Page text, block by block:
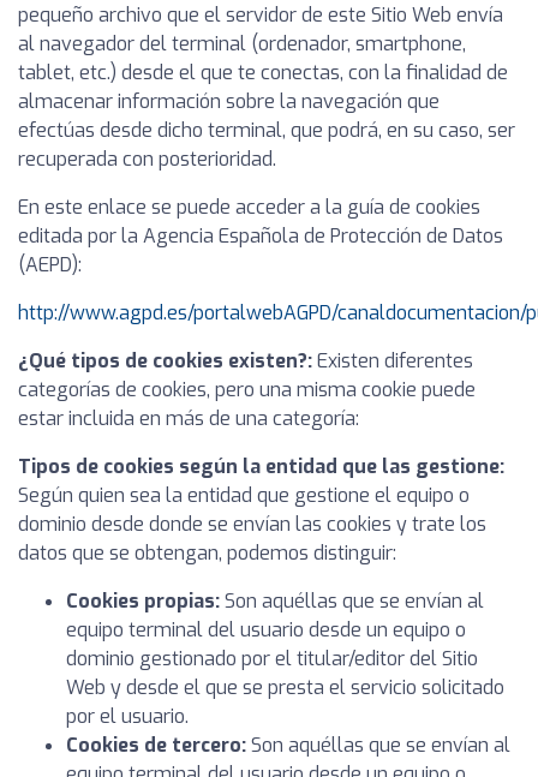
pequeño archivo que el servidor de este Sitio Web envía
al navegador del terminal (ordenador, smartphone,
tablet, etc.) desde el que te conectas, con la finalidad de
almacenar información sobre la navegación que
efectúas desde dicho terminal, que podrá, en su caso, ser
recuperada con posterioridad.
En este enlace se puede acceder a la guía de cookies
editada por la Agencia Española de Protección de Datos
(AEPD):
http://www.agpd.es/portalwebAGPD/canaldocumentacion/
¿Qué tipos de cookies existen?:Existen diferentes
categorías de cookies, pero una misma cookie puede
estar incluida en más de una categoría:
Tipos de cookies según la entidad que las gestione:
Según quien sea la entidad que gestione el equipo o
dominio desde donde se envían las cookies y trate los
datos que se obtengan, podemos distinguir:
Cookies propias:Son aquéllas que se envían al
equipo terminal del usuario desde un equipo o
dominio gestionado por el titular/editor del Sitio
Web y desde el que se presta el servicio solicitado
por el usuario.
Cookies de tercero:Son aquéllas que se envían al